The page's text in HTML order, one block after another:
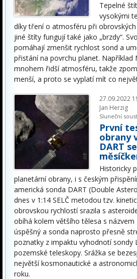
Tepelné
vysokými
díky tření o atmosféru při
jiné štíty fungují také jako „brzdy“.
pomáhají zmenšit rychlost sond a
přistání na povrchu planet.
mnohem řidší atmosféru, takže
menší, a proto se vyplatí mít co
27.09.2022
Jan Herzig
Sluneční
První
obrany
DART
Historicky
planetární obrany, i s českým
americká sonda DART (Double
dnes v 1:14 SELČ metodou tzv.
obrovskou rychlostí srazila s
obíhá kolem většího tělesa s názvem
úspěšný a sonda naprosto přesně
poznatky z impaktu vyhodnotí sondy
pozemské teleskopy. Srážka se
největší kosmonautické a
roku.